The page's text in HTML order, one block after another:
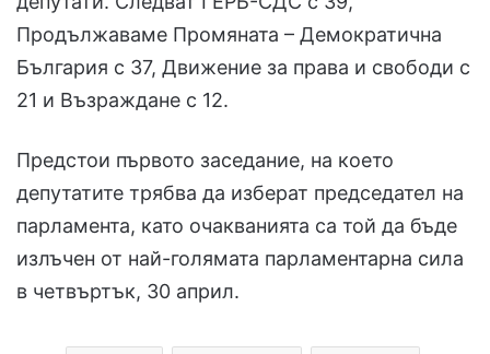
Продължаваме Промяната – Демократична
България с 37, Движение за права и свободи с
21 и Възраждане с 12.
Предстои първото заседание, на което
депутатите трябва да изберат председател на
парламента, като очакванията са той да бъде
излъчен от най-голямата парламентарна сила
в четвъртък, 30 април.